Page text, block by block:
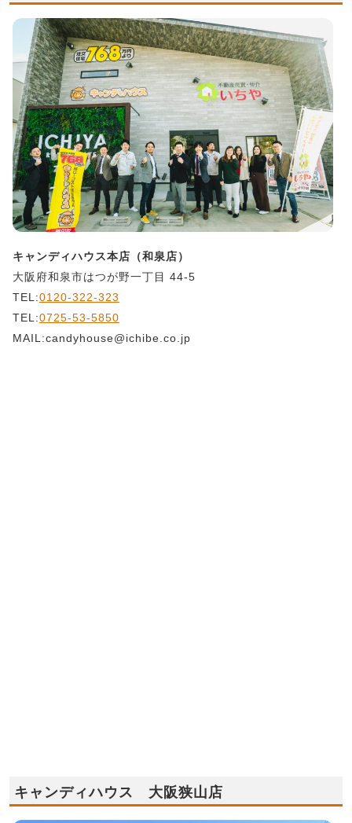
キャンディハウス本店（和泉店）
大阪府和泉市はつが野一丁目 44-5
TEL:0120-322-323
TEL:0725-53-5850
MAIL:candyhouse@ichibe.co.jp
キャンディハウス 大阪狭山店